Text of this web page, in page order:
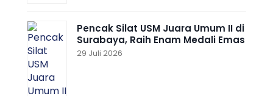
Pencak Silat USM Juara Umum II di
Surabaya, Raih Enam Medali Emas
29 Juli 2026